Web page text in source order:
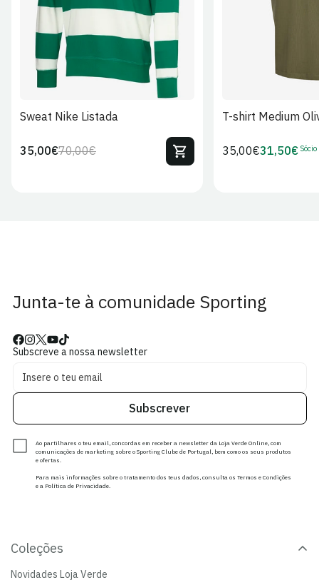
Sweat Nike Listada
Preço
70,00€Preço
35,00€
T-shirt Medium
Preço
35,00€Preço
31,50€ Sócio
Junta-te à comunidade Sporting
Subscreve a nossa newsletter
Subscrever
Ao partilhares o teu email, concordas em receber a newsletter da Loja Verde Online, com
comunicações de marketing sobre o Sporting Clube de Portugal, bem como os seus produtos
e ofertas.
Para mais informações sobre o tratamento dos teus dados, consulta os Termos e Condições
e a Política de Privacidade.
Coleções
Novidades Loja Verde